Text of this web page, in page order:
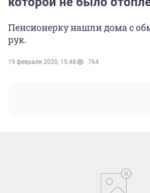
Пенсионерку нашли дома с
рук.
19 февраля 2020, 15:48 764